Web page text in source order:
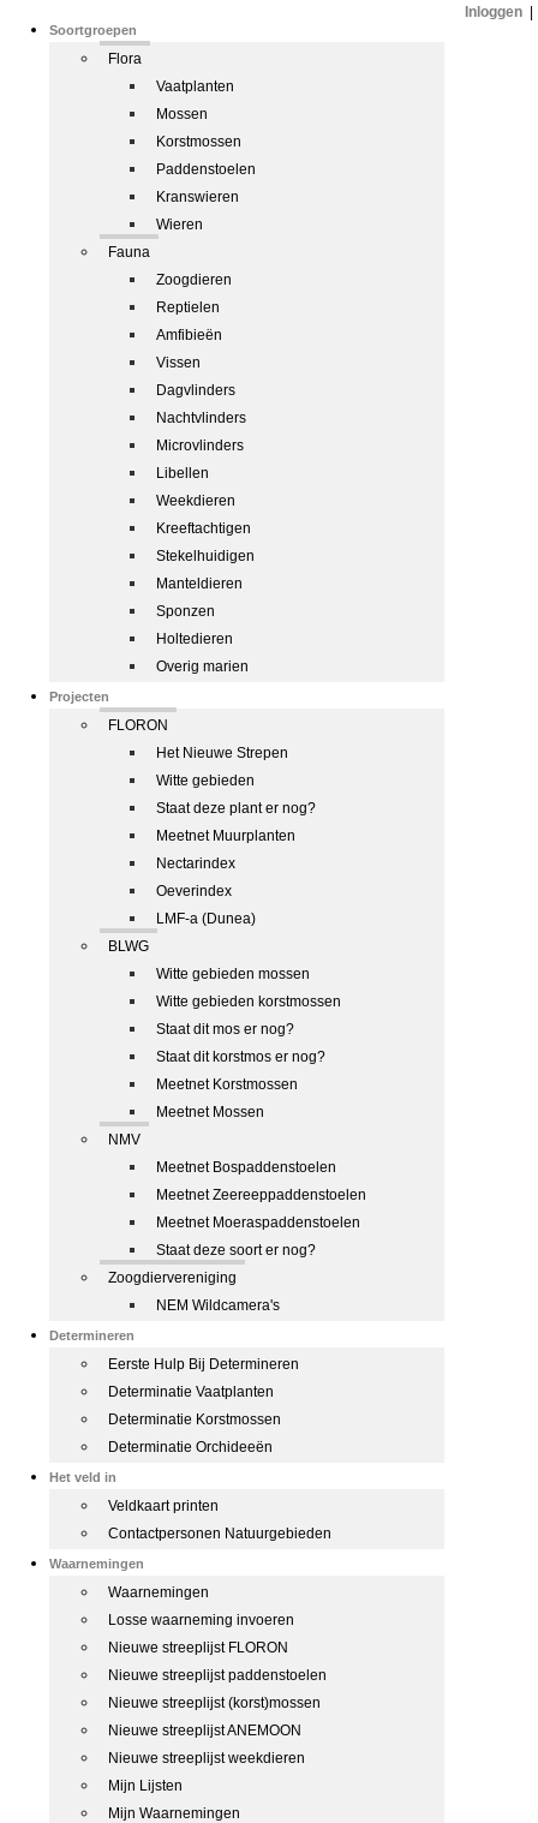
Soortgroepen
Flora
Vaatplanten
Mossen
Korstmossen
Paddenstoelen
Kranswieren
Wieren
Fauna
Zoogdieren
Reptielen
Amfibieën
Vissen
Dagvlinders
Nachtvlinders
Microvlinders
Libellen
Weekdieren
Kreeftachtigen
Stekelhuidigen
Manteldieren
Sponzen
Holtedieren
Overig marien
Projecten
FLORON
Het Nieuwe Strepen
Witte gebieden
Staat deze plant er nog?
Meetnet Muurplanten
Nectarindex
Oeverindex
LMF-a (Dunea)
BLWG
Witte gebieden mossen
Witte gebieden korstmossen
Staat dit mos er nog?
Staat dit korstmos er nog?
Meetnet Korstmossen
Meetnet Mossen
NMV
Meetnet Bospaddenstoelen
Meetnet Zeereeppaddenstoelen
Meetnet Moeraspaddenstoelen
Staat deze soort er nog?
Zoogdiervereniging
NEM Wildcamera's
Determineren
Eerste Hulp Bij Determineren
Determinatie Vaatplanten
Determinatie Korstmossen
Determinatie Orchideeën
Het veld in
Veldkaart printen
Contactpersonen Natuurgebieden
Waarnemingen
Waarnemingen
Losse waarneming invoeren
Nieuwe streeplijst FLORON
Nieuwe streeplijst paddenstoelen
Nieuwe streeplijst (korst)mossen
Nieuwe streeplijst ANEMOON
Nieuwe streeplijst weekdieren
Mijn Lijsten
Mijn Waarnemingen
Inloggen